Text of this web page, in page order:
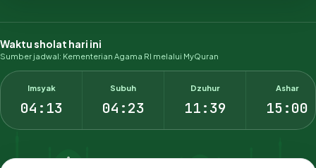
Waktu sholat hari ini
Sumber jadwal: Kementerian Agama RI melalui MyQuran
Imsyak
04:13
Subuh
04:23
Dzuhur
11:39
Ashar
15:00